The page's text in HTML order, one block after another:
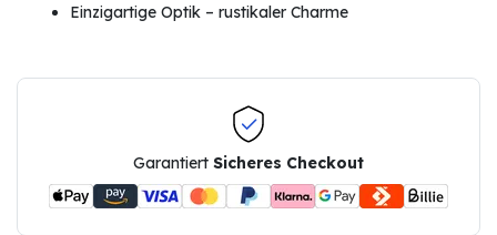
Einzigartige Optik – rustikaler Charme
Garantiert Sicheres Checkout